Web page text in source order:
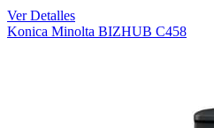
Ver Detalles
Konica Minolta BIZHUB C458